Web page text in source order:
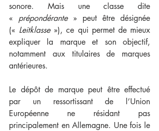
sonore. Mais une classe dite
« prépondérante » peut être désignée
(« Leitklasse »), ce qui permet de mieux
expliquer la marque et son objectif,
notamment aux titulaires de marques
antérieures.
Le dépôt de marque peut être effectué
par un ressortissant de l’Union
Européenne ne résidant pas
principalement en Allemagne. Une fois le